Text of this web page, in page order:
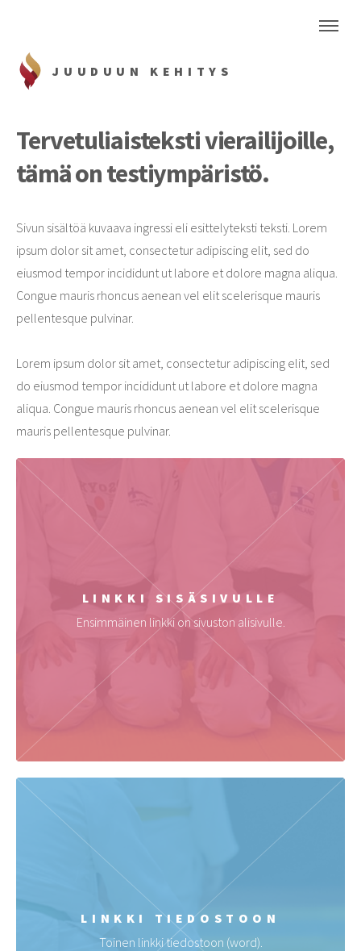
JUUDUUN KEHITYS
Tervetuliaisteksti vierailijoille,
tämä on testiympäristö.
Sivun sisältöä kuvaava ingressi eli esittelyteksti teksti. Lorem
ipsum dolor sit amet, consectetur adipiscing elit, sed do
eiusmod tempor incididunt ut labore et dolore magna aliqua.
Congue mauris rhoncus aenean vel elit scelerisque mauris
pellentesque pulvinar.
Lorem ipsum dolor sit amet, consectetur adipiscing elit, sed
do eiusmod tempor incididunt ut labore et dolore magna
aliqua. Congue mauris rhoncus aenean vel elit scelerisque
mauris pellentesque pulvinar.
LINKKI SISÄSIVULLE
Ensimmäinen linkki on sivuston alisivulle.
LINKKI TIEDOSTOON
Toinen linkki tiedostoon (word).